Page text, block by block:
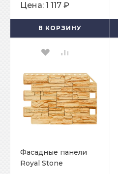
Цена: 1 117 ₽
В КОРЗИНУ
Фасадные панели
Royal Stone